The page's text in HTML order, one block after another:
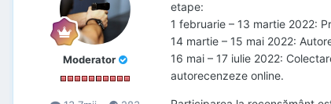
Moderator
etape:
1 februarie – 13 martie 2022:
14 martie – 15 mai 2022:
16 mai – 17 iulie 2022:
autorecenzeze online.